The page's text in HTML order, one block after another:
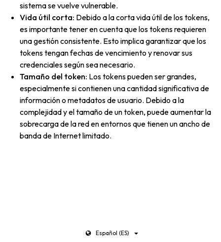
sistema se vuelve vulnerable.
Vida útil corta: Debido a la corta vida útil de los tokens,
es importante tener en cuenta que los tokens requieren
una gestión consistente. Esto implica garantizar que los
tokens tengan fechas de vencimiento y renovar sus
credenciales según sea necesario.
Tamaño del token: Los tokens pueden ser grandes,
especialmente si contienen una cantidad significativa de
información o metadatos de usuario. Debido a la
complejidad y el tamaño de un token, puede aumentar la
sobrecarga de la red en entornos que tienen un ancho de
banda de Internet limitado.
Español (ES)